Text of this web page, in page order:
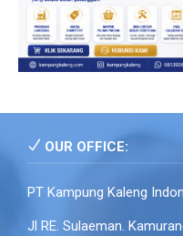
OUR OFFICE:
PT Kampung Kaleng
Jl RE. Sulaeman.